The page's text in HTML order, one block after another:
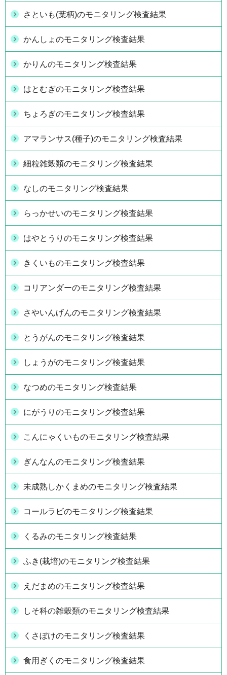
さといも(葉柄)のモニタリング検査結果
かんしょのモニタリング検査結果
かりんのモニタリング検査結果
はとむぎのモニタリング検査結果
ちょろぎのモニタリング検査結果
アマランサス(種子)のモニタリング検査結果
細粒雑穀類のモニタリング検査結果
なしのモニタリング検査結果
らっかせいのモニタリング検査結果
はやとうりのモニタリング検査結果
きくいものモニタリング検査結果
コリアンダーのモニタリング検査結果
さやいんげんのモニタリング検査結果
とうがんのモニタリング検査結果
しょうがのモニタリング検査結果
なつめのモニタリング検査結果
にがうりのモニタリング検査結果
こんにゃくいものモニタリング検査結果
ぎんなんのモニタリング検査結果
未成熟しかくまめのモニタリング検査結果
コールラビのモニタリング検査結果
くるみのモニタリング検査結果
ふき(栽培)のモニタリング検査結果
えだまめのモニタリング検査結果
しそ科の雑穀類のモニタリング検査結果
くさぼけのモニタリング検査結果
食用ぎくのモニタリング検査結果